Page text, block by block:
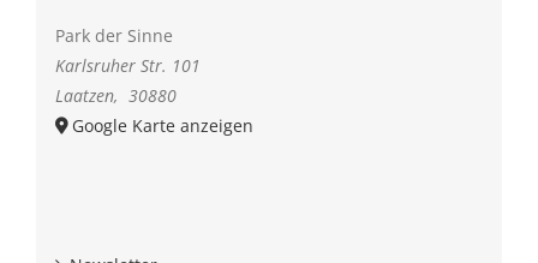
Park der Sinne
Karlsruher Str. 101
Laatzen, 30880
Google Karte anzeigen